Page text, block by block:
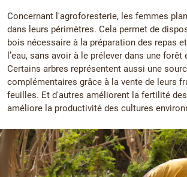
Concernant l'agroforesterie, les femmes
dans leurs périmètres. Cela permet de
bois nécessaire à la préparation des repas
l’eau, sans avoir à le prélever dans une forêt
Certains arbres représentent aussi une
complémentaires grâce à la vente de leurs
feuilles. Et d'autres améliorent la fertilité
améliore la productivité des cultures